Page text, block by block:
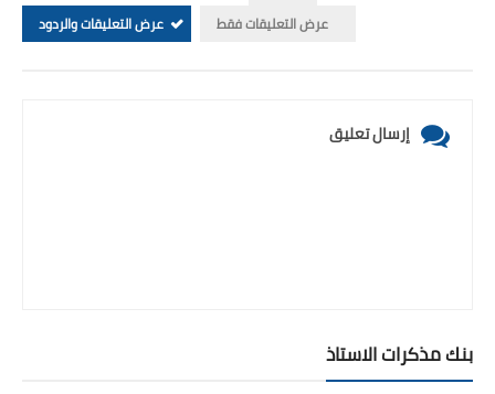
عرض التعليقات فقط
عرض التعليقات والردود
إرسال تعليق
بنك مذكرات الاستاذ